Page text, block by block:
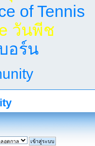
of Tennis
วันพีช
อร์น